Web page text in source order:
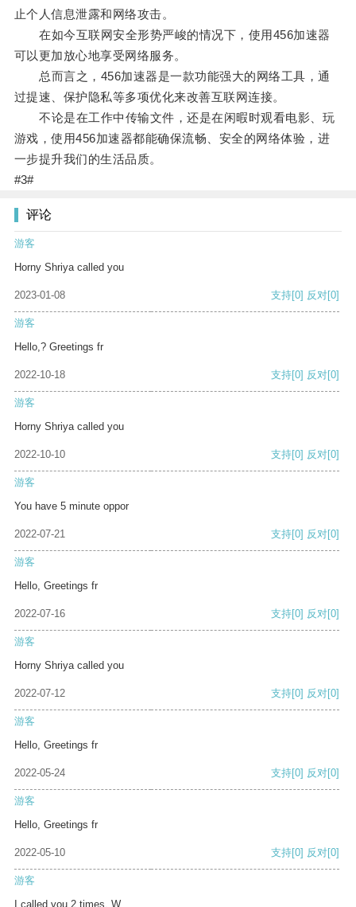
止个人信息泄露和网络攻击。
在如今互联网安全形势严峻的情况下，使用456加速器
可以更加放心地享受网络服务。
总而言之，456加速器是一款功能强大的网络工具，通
过提速、保护隐私等多项优化来改善互联网连接。
不论是在工作中传输文件，还是在闲暇时观看电影、玩
游戏，使用456加速器都能确保流畅、安全的网络体验，进
一步提升我们的生活品质。
#3#
评论
游客
Horny Shriya called you
2023-01-08 支持[0] 反对[0]
游客
Hello,? Greetings fr
2022-10-18 支持[0] 反对[0]
游客
Horny Shriya called you
2022-10-10 支持[0] 反对[0]
游客
You have 5 minute oppor
2022-07-21 支持[0] 反对[0]
游客
Hello, Greetings fr
2022-07-16 支持[0] 反对[0]
游客
Horny Shriya called you
2022-07-12 支持[0] 反对[0]
游客
Hello, Greetings fr
2022-05-24 支持[0] 反对[0]
游客
Hello, Greetings fr
2022-05-10 支持[0] 反对[0]
游客
I called you 2 times. W